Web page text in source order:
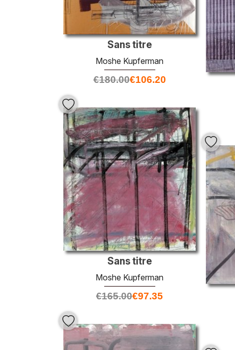
Sans titre
Moshe Kupferman
€180.00€106.20
Sans titre
Moshe Kupferman
€165.00€97.35